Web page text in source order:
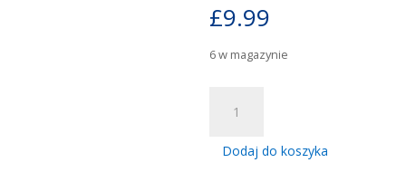
£9.99
6 w magazynie
Hemorol,
12Dodaj do koszyka